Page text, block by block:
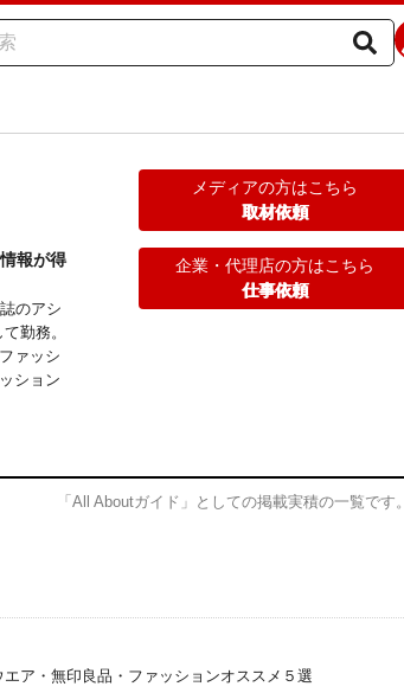
報が得
のアシ
勤務。
ァッシ
ション
メディアの方はこちら
取材依頼
企業・代理店の方はこちら
仕事依頼
「All Aboutガイド」としての掲載実積の一覧です。
ア・無印良品・ファッションオススメ５選